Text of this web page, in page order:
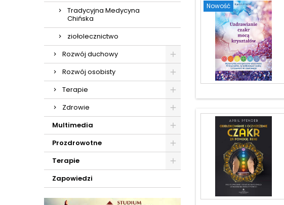
Tradycyjna Medycyna
Chińska
ziołolecznictwo
Rozwój duchowy
Rozwój osobisty
Terapie
Zdrowie
Multimedia
Prozdrowotne
Terapie
Zapowiedzi
Nowość